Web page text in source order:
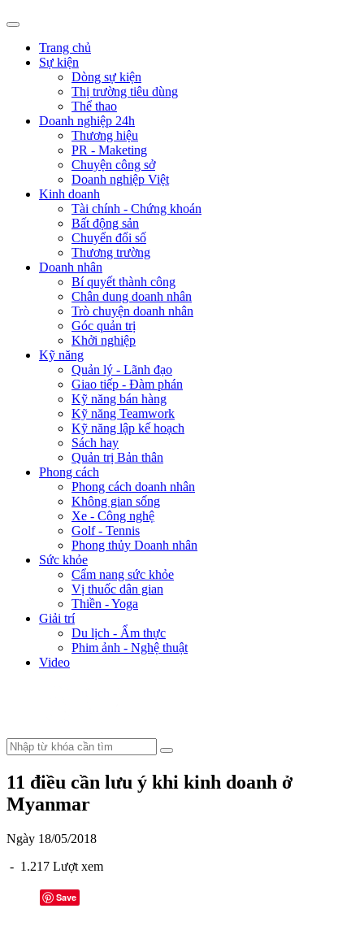
Trang chủ
Sự kiện
Dòng sự kiện
Thị trường tiêu dùng
Thể thao
Doanh nghiệp 24h
Thương hiệu
PR - Maketing
Chuyện công sở
Doanh nghiệp Việt
Kinh doanh
Tài chính - Chứng khoán
Bất động sản
Chuyển đổi số
Thương trường
Doanh nhân
Bí quyết thành công
Chân dung doanh nhân
Trò chuyện doanh nhân
Góc quản trị
Khởi nghiệp
Kỹ năng
Quản lý - Lãnh đạo
Giao tiếp - Đàm phán
Kỹ năng bán hàng
Kỹ năng Teamwork
Kỹ năng lập kế hoạch
Sách hay
Quản trị Bản thân
Phong cách
Phong cách doanh nhân
Không gian sống
Xe - Công nghệ
Golf - Tennis
Phong thủy Doanh nhân
Sức khỏe
Cẩm nang sức khỏe
Vị thuốc dân gian
Thiền - Yoga
Giải trí
Du lịch - Ẩm thực
Phim ảnh - Nghệ thuật
Video
11 điều cần lưu ý khi kinh doanh ở
Myanmar
Ngày 18/05/2018
- 1.217 Lượt xem
Save